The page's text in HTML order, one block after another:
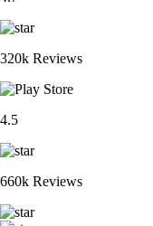
320k Reviews
4.5
660k Reviews